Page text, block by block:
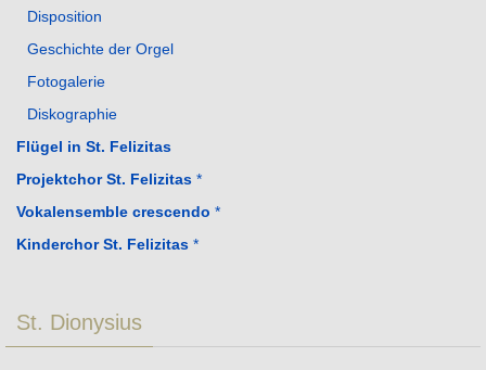
Disposition
Geschichte der Orgel
Fotogalerie
Diskographie
Flügel in St. Felizitas
Projektchor St. Felizitas *
Vokalensemble crescendo *
Kinderchor St. Felizitas *
St. Dionysius